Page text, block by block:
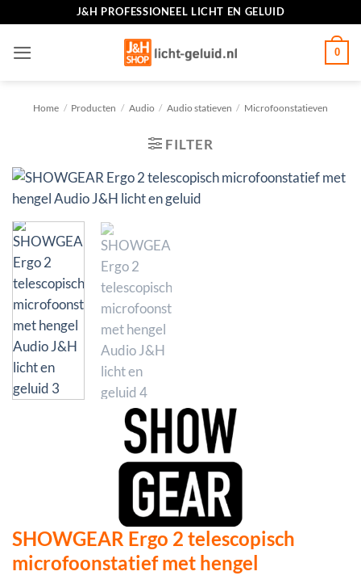
inhoud
J&H PROFESSIONEEL LICHT EN GELUID
0
Home / Producten / Audio / Audio statieven / Microfoonstatieven
FILTER
SHOWGEAR Ergo 2 telescopisch
microfoonstatief met hengel